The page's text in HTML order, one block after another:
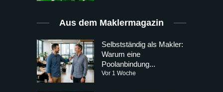
Aus dem Maklermagazin
Selbstständig als Makler:
Warum eine
Poolanbindung...
Vor 1 Woche